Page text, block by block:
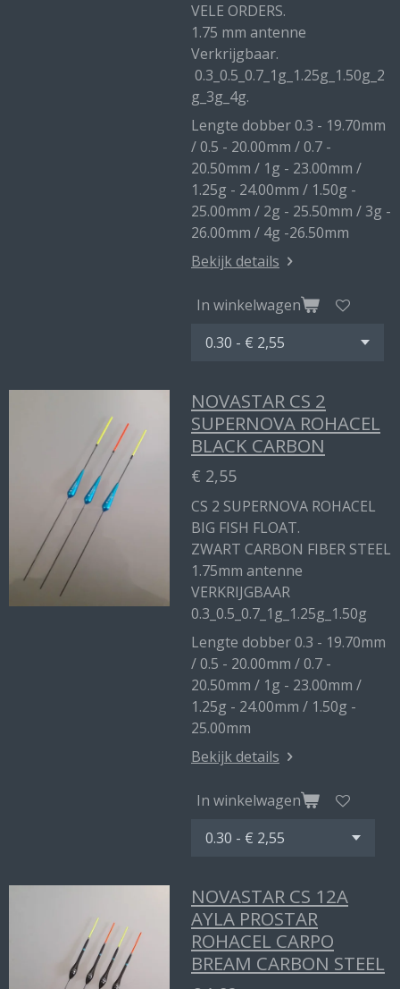
VELE ORDERS.
1.75 mm antenne
Verkrijgbaar.
0.3_0.5_0.7_1g_1.25g_1.50g_2
g_3g_4g.
Lengte dobber 0.3 - 19.70mm
/ 0.5 - 20.00mm / 0.7 -
20.50mm / 1g - 23.00mm /
1.25g - 24.00mm / 1.50g -
25.00mm / 2g - 25.50mm / 3g -
26.00mm / 4g -26.50mm
Bekijk details
In winkelwagen
NOVASTAR CS 2
SUPERNOVA ROHACEL
BLACK CARBON
€ 2,55
CS 2 SUPERNOVA ROHACEL
BIG FISH FLOAT.
ZWART CARBON FIBER STEEL
1.75mm antenne
VERKRIJGBAAR
0.3_0.5_0.7_1g_1.25g_1.50g
Lengte dobber 0.3 - 19.70mm
/ 0.5 - 20.00mm / 0.7 -
20.50mm / 1g - 23.00mm /
1.25g - 24.00mm / 1.50g -
25.00mm
Bekijk details
In winkelwagen
NOVASTAR CS 12A
AYLA PROSTAR
ROHACEL CARPO
BREAM CARBON STEEL